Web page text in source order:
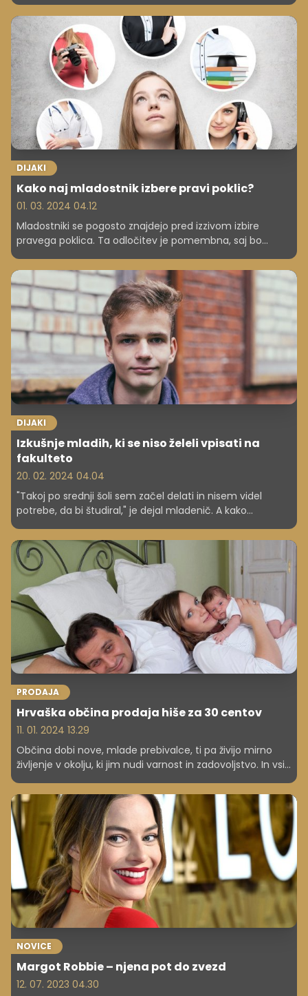
prihodnjih trendov na trgu dela in napovedi glede
povpraševanja po določenih poklicih jim bo pomagalo
izbrati poklic, ki bo prinašal dolgoročno zaposljivost in
možnosti za osebno rast.
DIJAKI
Kako naj mladostnik izbere pravi poklic?
01. 03. 2024 04.12
Mladostniki se pogosto znajdejo pred izzivom izbire
pravega poklica. Ta odločitev je pomembna, saj bo
vplivala na njihovo prihodnost in zadovoljstvo v karieri.
Preverite nekaj ključnih nasvetov, ki bodo mladostnikom
pomagali pri izbiri pravega poklica.
DIJAKI
Izkušnje mladih, ki se niso želeli vpisati na
fakulteto
20. 02. 2024 04.04
"Takoj po srednji šoli sem začel delati in nisem videl
potrebe, da bi študiral," je dejal mladenič. A kako
PRODAJA
Hrvaška občina prodaja hiše za 30 centov
11. 01. 2024 13.29
Občina dobi nove, mlade prebivalce, ti pa živijo mirno
življenje v okolju, ki jim nudi varnost in zadovoljstvo. In vsi
NOVICE
Margot Robbie – njena pot do zvezd
12. 07. 2023 04.30